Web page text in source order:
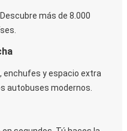
más de 8.000
enchufes y espacio extra
autobuses modernos.